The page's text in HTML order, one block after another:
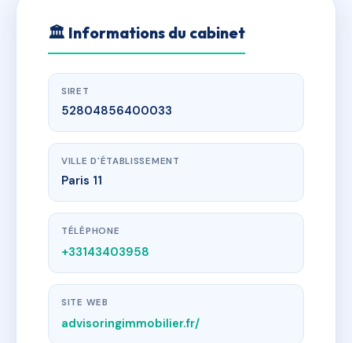
🏛 Informations du cabinet
SIRET
52804856400033
VILLE D'ÉTABLISSEMENT
Paris 11
TÉLÉPHONE
+33143403958
SITE WEB
advisoringimmobilier.fr/